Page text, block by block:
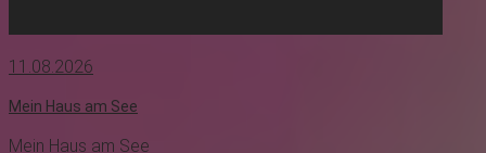
11.08.2026
Mein Haus am See
Mein Haus am See